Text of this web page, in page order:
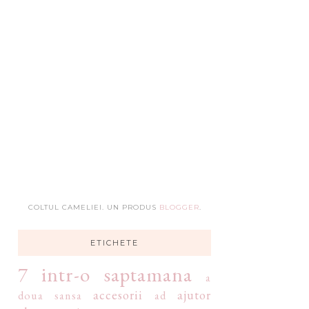
COLTUL CAMELIEI. UN PRODUS BLOGGER.
ETICHETE
7 intr-o saptamana
a
doua sansa
accesorii ad
ajutor